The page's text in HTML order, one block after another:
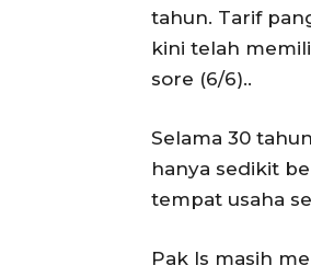
tahun. Tarif
kini telah
sore (6/6)..
Selama 30
hanya sedikit
tempat usaha
Pak Is masih